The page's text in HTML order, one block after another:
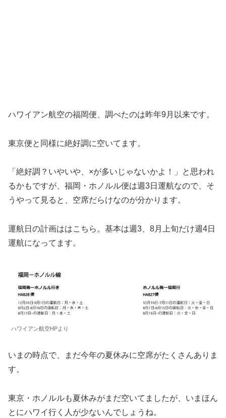
ハワイアン航空の福岡便、調べたのは昨年9月以来です。
東京便と同様に絶好調に空いてます。
「絶好調？いやいや、×が多いじゃないかよ！」と思われ
るかもですが、福岡・ホノルル便は週3日運航なので、そ
うやって見ると、空席だらけなのが分かります。
運航日の計画ははこちら。基本は週3、8月上旬だけ週4日
運航になってます。
ハワイアン航空HPより
いまの時点で、まだ今年の夏休みに空席がたくさんありま
す。
東京・ホノルルも夏休みがまだ空いてましたが、いまほん
とにハワイ行く人が少ないんでしょうね。